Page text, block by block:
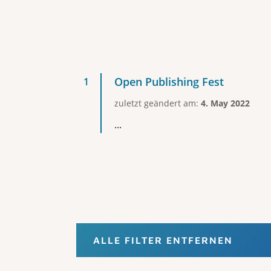
Open Publishing Fest
zuletzt geändert am: 4. May 2022
...
ALLE FILTER ENTFERNEN